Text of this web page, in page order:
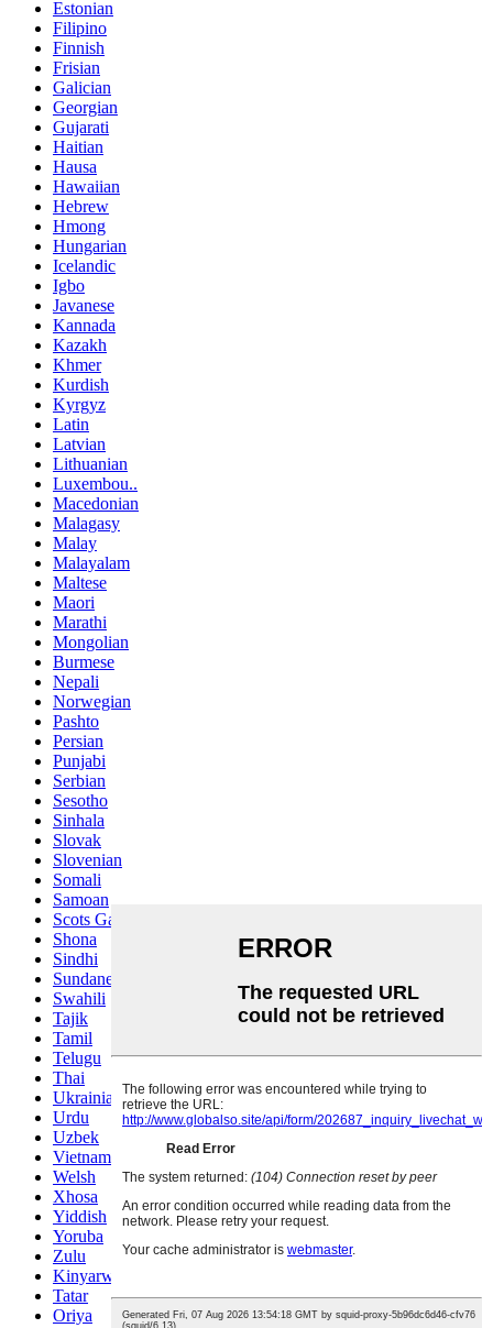
Estonian
Filipino
Finnish
Frisian
Galician
Georgian
Gujarati
Haitian
Hausa
Hawaiian
Hebrew
Hmong
Hungarian
Icelandic
Igbo
Javanese
Kannada
Kazakh
Khmer
Kurdish
Kyrgyz
Latin
Latvian
Lithuanian
Luxembou..
Macedonian
Malagasy
Malay
Malayalam
Maltese
Maori
Marathi
Mongolian
Burmese
Nepali
Norwegian
Pashto
Persian
Punjabi
Serbian
Sesotho
Sinhala
Slovak
Slovenian
Somali
Samoan
Scots Gaelic
Shona
Sindhi
Sundanese
Swahili
Tajik
Tamil
Telugu
Thai
Ukrainian
Urdu
Uzbek
Vietnamese
Welsh
Xhosa
Yiddish
Yoruba
Zulu
Kinyarwanda
Tatar
Oriya